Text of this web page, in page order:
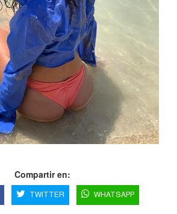
Compartir en:
TWITTER WHATSAPP